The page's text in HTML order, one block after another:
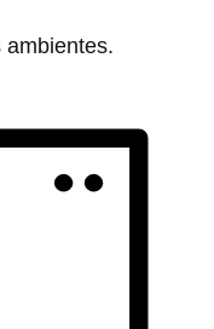
ambientes.